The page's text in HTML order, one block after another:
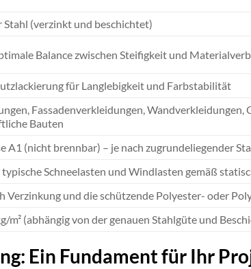
(verzinkt und beschichtet)
Balance zwischen Steifigkeit und
für Langlebigkeit und Farbstabilität
Fassadenverkleidungen, Wandverkleidungen,
Bauten
A1 (nicht brennbar) – je nach zugrundeliegender
Schneelasten und Windlasten gemäß
Verzinkung und die schützende Polyester- oder
m² (abhängig von der genauen Stahlgüte und
Ein Fundament für Ihr